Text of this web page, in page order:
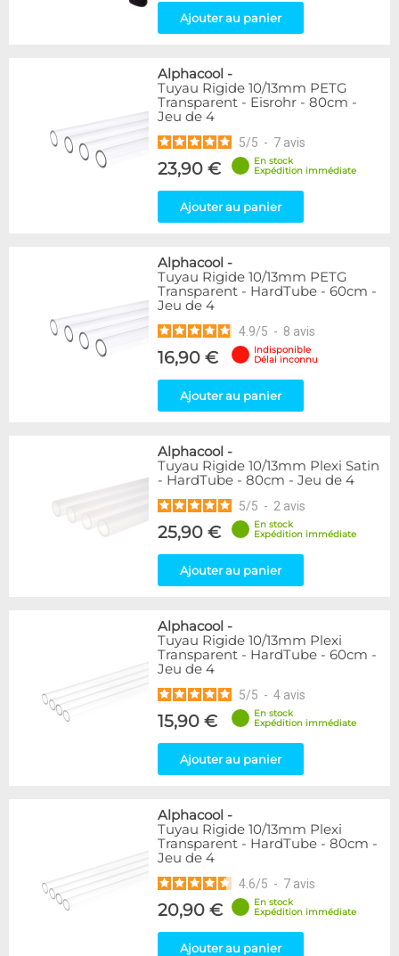
Ajouter au panier
Alphacool -
Tuyau Rigide 10/13mm PETG
Transparent - Eisrohr - 80cm -
Jeu de 4
5/5 - 7 avis
23,90 €
En stock
Expédition immédiate
Ajouter au panier
Alphacool -
Tuyau Rigide 10/13mm PETG
Transparent - HardTube - 60cm -
Jeu de 4
4.9/5 - 8 avis
16,90 €
Indisponible
Délai inconnu
Ajouter au panier
Alphacool -
Tuyau Rigide 10/13mm Plexi Satin
- HardTube - 80cm - Jeu de 4
5/5 - 2 avis
25,90 €
En stock
Expédition immédiate
Ajouter au panier
Alphacool -
Tuyau Rigide 10/13mm Plexi
Transparent - HardTube - 60cm -
Jeu de 4
5/5 - 4 avis
15,90 €
En stock
Expédition immédiate
Ajouter au panier
Alphacool -
Tuyau Rigide 10/13mm Plexi
Transparent - HardTube - 80cm -
Jeu de 4
4.6/5 - 7 avis
20,90 €
En stock
Expédition immédiate
Ajouter au panier